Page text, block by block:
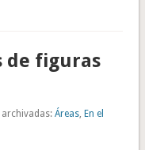
de figuras
archivadas:Áreas, En el